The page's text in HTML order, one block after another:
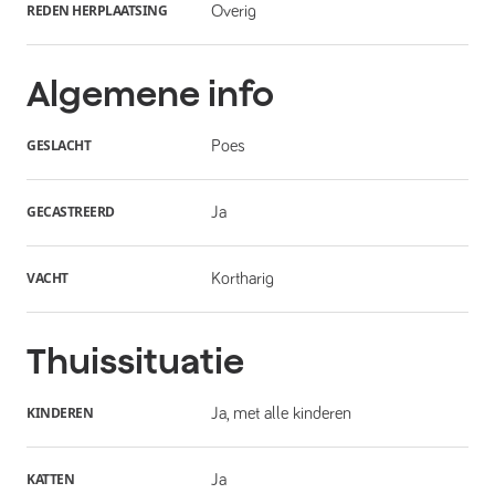
REDEN HERPLAATSING Overig
Algemene info
GESLACHT Poes
GECASTREERD Ja
VACHT Kortharig
Thuissituatie
KINDEREN Ja, met alle kinderen
KATTEN Ja